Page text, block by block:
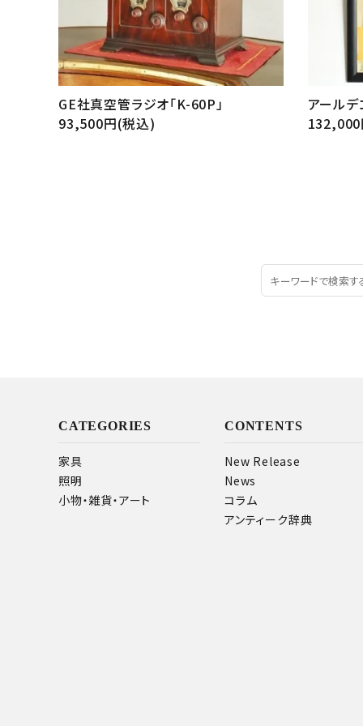
GE社真空管ラジオ「K-60P」
93,500円(税込)
アールデ
CATEGORIES
家具
照明
小物・雑貨・アート
CONTENTS
New Release
News
コラム
アンティーク辞典